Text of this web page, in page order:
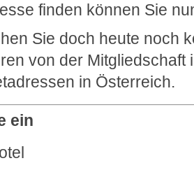
finden können Sie
Sie doch heute noch
von der
in Österreich.
ein